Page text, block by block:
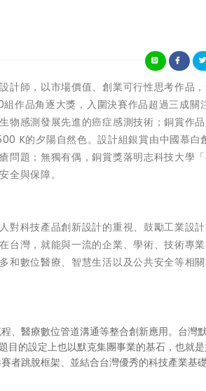
計師，以市場價值、創業可行性思考作品
作品角逐大獎，入圍決賽作品超過三成關
物感測發展先進的癌症感測技術；銅賞作
K的夕陽自然色。設計組銀賞由中國慕白
問題；無獨有偶，銅賞獎落明志科技大學
全與保障。
對科技產品創新設計的重視、鼓勵工業設
台灣，就能與一流的企業、學術、技術專
和數位醫療、智慧生活以及公共安全等相
、醫療數位管道溝通等整合創新應用。台灣
目的設定上也以默克集團事業的基石，也就
者跳脫框架、並結合台灣優秀的科技產業基